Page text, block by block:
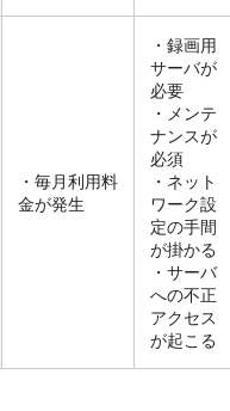
・毎月利用料
金が発生
・録画用
サーバが
必要
・メンテ
ナンスが
必須
・ネット
ワーク設
定の手間
が掛かる
・サーバ
への不正
アクセス
が起こる